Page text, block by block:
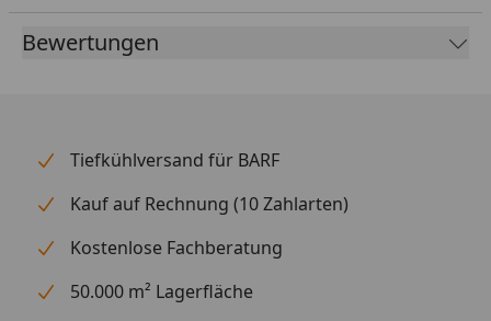
Bewertungen
Tiefkühlversand für BARF
Kauf auf Rechnung (10 Zahlarten)
Kostenlose Fachberatung
50.000 m² Lagerfläche